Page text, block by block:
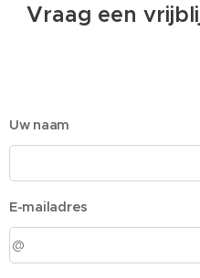
Vraag een
Uw naam
E-mailadres